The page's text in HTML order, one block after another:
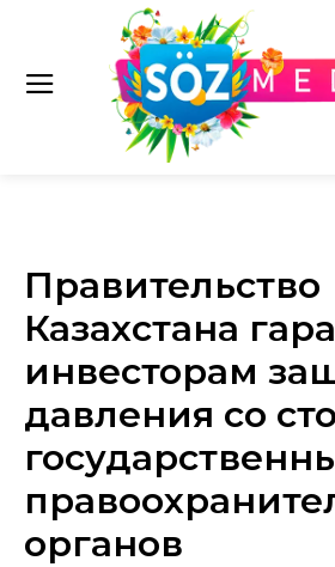
Правительство
Казахстана
инвесторам
давления со
органов